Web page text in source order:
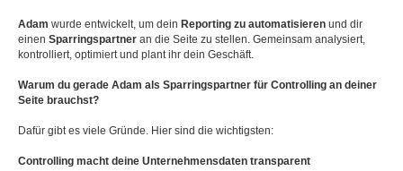
Adam wurde entwickelt, um dein Reporting zu automatisieren und dir
einen Sparringspartner an die Seite zu stellen. Gemeinsam analysiert,
kontrolliert, optimiert und plant ihr dein Geschäft.
Warum du gerade Adam als Sparringspartner für Controlling an deiner
Seite brauchst?
Dafür gibt es viele Gründe. Hier sind die wichtigsten:
Controlling macht deine Unternehmensdaten transparent